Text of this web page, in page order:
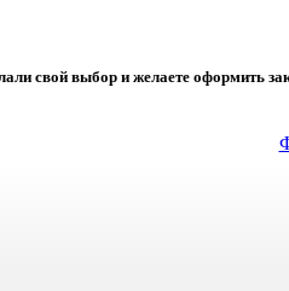
свой выбор и желаете оформить